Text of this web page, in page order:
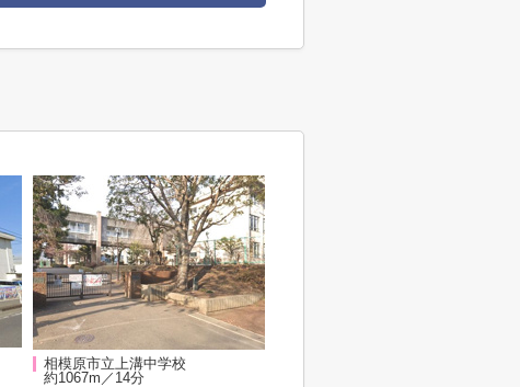
相模原市立上溝中学校
約1067m／14分